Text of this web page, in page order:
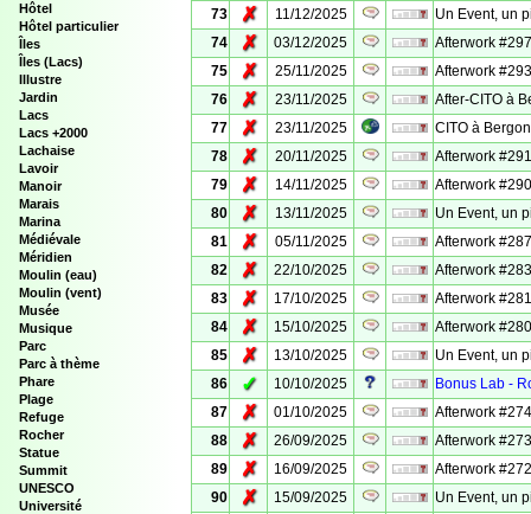
Hôtel
Hôtel particulier
Îles
Îles (Lacs)
Illustre
Jardin
Lacs
Lacs +2000
Lachaise
Lavoir
Manoir
Marais
Marina
Médiévale
Méridien
Moulin (eau)
Moulin (vent)
Musée
Musique
Parc
Parc à thème
Phare
Plage
Refuge
Rocher
Statue
Summit
UNESCO
Université
73
✗ 11/12/2025
Un Event, un
74
✗ 03/12/2025
Afterwork
75
✗ 25/11/2025
Afterwork
76
✗ 23/11/2025
After-CITO à
77
✗ 23/11/2025
CITO à
78
✗ 20/11/2025
Afterwork
79
✗ 14/11/2025
Afterwork
80
✗ 13/11/2025
Un Event, un
81
✗ 05/11/2025
Afterwork
82
✗ 22/10/2025
Afterwork
83
✗ 17/10/2025
Afterwork
84
✗ 15/10/2025
Afterwork
85
✗ 13/10/2025
Un Event, un
86
✓ 10/10/2025
Bonus Lab -
87
✗ 01/10/2025
Afterwork
88
✗ 26/09/2025
Afterwork
89
✗ 16/09/2025
Afterwork
90
✗ 15/09/2025
Un Event, un